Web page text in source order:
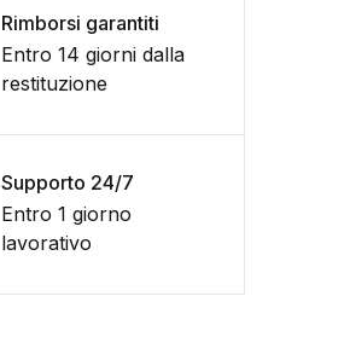
Rimborsi garantiti
Entro 14 giorni dalla
restituzione
Supporto 24/7
Entro 1 giorno
lavorativo